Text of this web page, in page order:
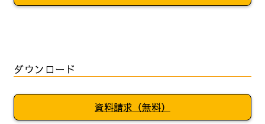
ダウンロード
資料請求（無料）